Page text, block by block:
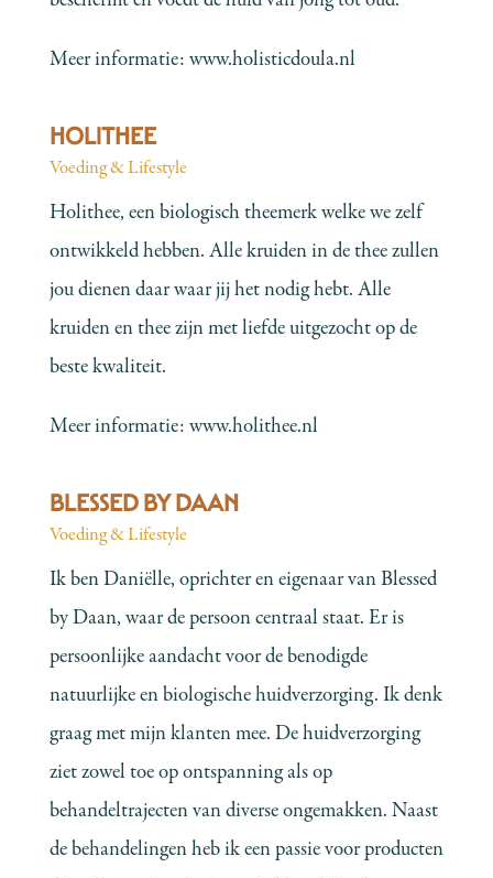
Meer informatie:www.holisticdoula.nl
HOLITHEE
Voeding & Lifestyle
Holithee, een biologisch theemerk welke we zelf
ontwikkeld hebben. Alle kruiden in de thee zullen
jou dienen daar waar jij het nodig hebt. Alle
kruiden en thee zijn met liefde uitgezocht op de
beste kwaliteit.
Meer informatie:www.holithee.nl
BLESSED BY DAAN
Voeding & Lifestyle
Ik ben Daniëlle, oprichter en eigenaar van Blessed
by Daan, waar de persoon centraal staat. Er is
persoonlijke aandacht voor de benodigde
natuurlijke en biologische huidverzorging. Ik denk
graag met mijn klanten mee. De huidverzorging
ziet zowel toe op ontspanning als op
behandeltrajecten van diverse ongemakken. Naast
de behandelingen heb ik een passie voor producten